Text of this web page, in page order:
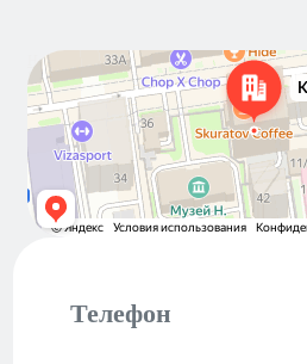
Новосибирск
Коммунистическая улица, 40 — Яндекс Карты
Телефон